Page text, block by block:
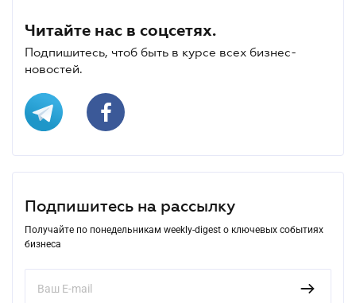
Читайте нас в соцсетях.
Подпишитесь, чтоб быть в курсе всех бизнес-
новостей.
Подпишитесь на рассылку
Получайте по понедельникам weekly-digest о ключевых событиях
бизнеса